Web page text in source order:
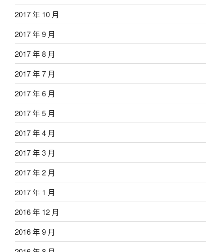
2017 年 10 月
2017 年 9 月
2017 年 8 月
2017 年 7 月
2017 年 6 月
2017 年 5 月
2017 年 4 月
2017 年 3 月
2017 年 2 月
2017 年 1 月
2016 年 12 月
2016 年 9 月